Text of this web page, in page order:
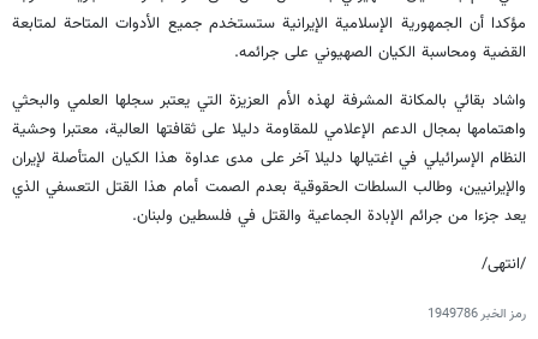
مؤكدا أن الجمهورية الإسلامية الإيرانية ستستخدم جميع الأدوات المتاحة لمتابعة
القضية ومحاسبة الكيان الصهيوني على جرائمه.
واشاد بقائي بالمكانة المشرفة لهذه الأم العزيزة التي يعتبر سجلها العلمي والبحثي
واهتمامها بمجال الدعم الإعلامي للمقاومة دليلا على ثقافتها العالية، معتبرا وحشية
النظام الإسرائيلي في اغتيالها دليلا آخر على مدى عداوة هذا الكيان المتأصلة لإيران
والإيرانيين، وطالب السلطات الحقوقية بعدم الصمت أمام هذا القتل التعسفي الذي
يعد جزءا من جرائم الإبادة الجماعية والقتل في فلسطين ولبنان.
/انتهى/
رمز الخبر1949786